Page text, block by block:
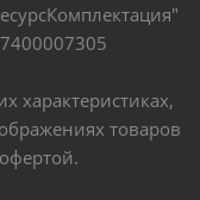
характеристиках,
товаров